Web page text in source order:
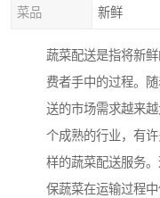
菜品 新鲜
蔬菜配送是指将新
费者手中的过程。
送的市场需求越来
个成熟的行业，有
样的蔬菜配送服务
保蔬菜在运输过程